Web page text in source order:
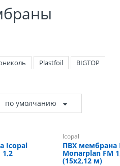
Plastfoil BIGTOP
по умолчанию
Icopal
1,2
Icopal
ПВХ мембрана
Monarplan FM
(15х2,12 м)